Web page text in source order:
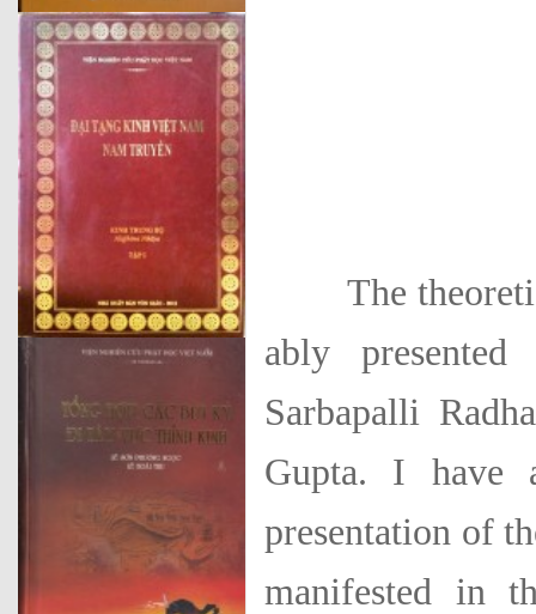
The
ably
Sarbapalli
Gupta. I have
presentation of
manifested in